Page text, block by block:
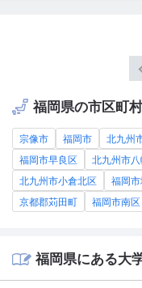
福岡県の市区町
宗像市 福岡市 北九州
福岡市早良区
北九州市
北九州市小倉北区
福岡
京都郡苅田町
福岡市南区
福岡県にある大